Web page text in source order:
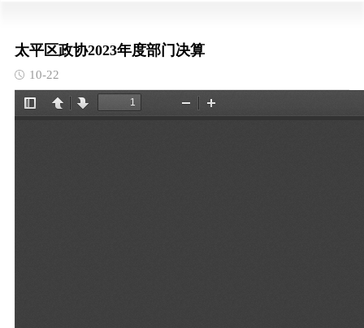
太平区政协2023年度部门决算
10-22